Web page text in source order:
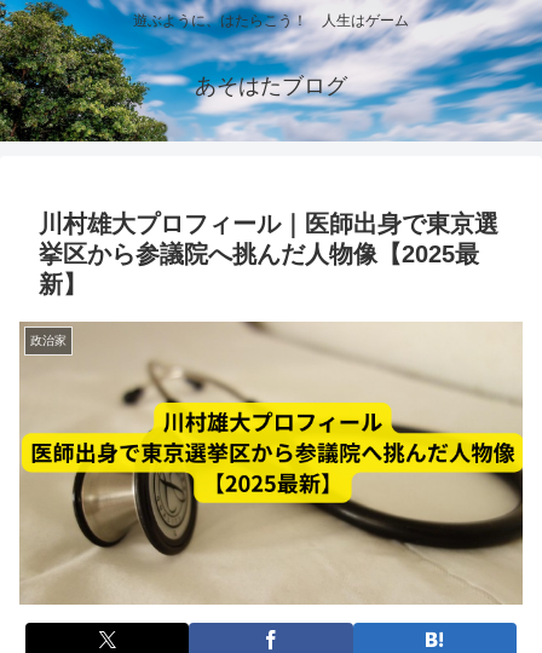
遊ぶように、はたらこう！ 人生はゲーム
あそはたブログ
川村雄大プロフィール｜医師出身で東京選
挙区から参議院へ挑んだ人物像【2025最
新】
政治家